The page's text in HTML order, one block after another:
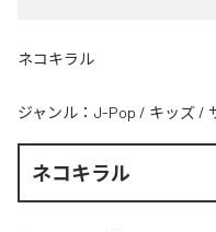
ネコキラル
ジャンル： J-Pop / キッズ /
ネコキラル